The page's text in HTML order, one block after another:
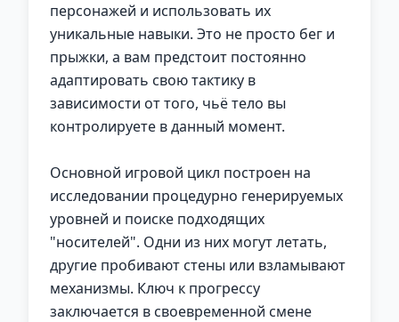
персонажей и использовать их
уникальные навыки. Это не просто бег и
прыжки, а вам предстоит постоянно
адаптировать свою тактику в
зависимости от того, чьё тело вы
контролируете в данный момент.
Основной игровой цикл построен на
исследовании процедурно генерируемых
уровней и поиске подходящих
"носителей". Одни из них могут летать,
другие пробивают стены или взламывают
механизмы. Ключ к прогрессу
заключается в своевременной смене